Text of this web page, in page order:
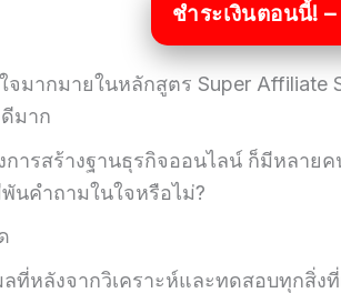
ชำระเงินตอนนี้!
จมากมายในหลักสูตร Super
มาก
การสร้างฐานธุรกิจออนไลน์ ก็มีหลา
นคำถามในใจหรือไม่?
ที่หลังจากวิเคราะห์และทดสอบทุกสิ่ง